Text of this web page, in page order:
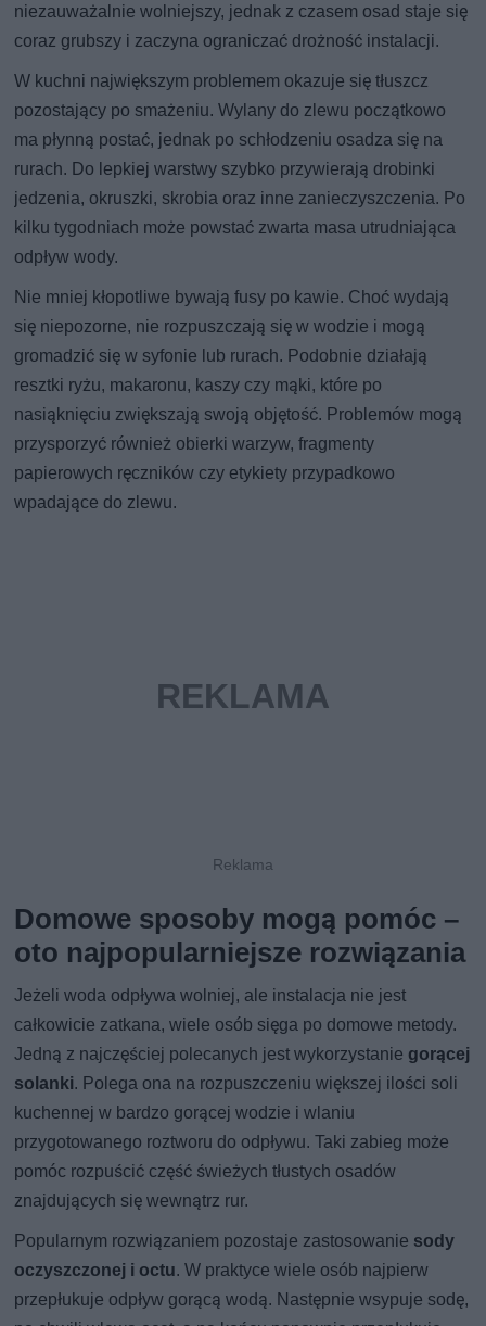
niezauważalnie wolniejszy, jednak z czasem osad staje się
coraz grubszy i zaczyna ograniczać drożność instalacji.
W kuchni największym problemem okazuje się tłuszcz
pozostający po smażeniu. Wylany do zlewu początkowo
ma płynną postać, jednak po schłodzeniu osadza się na
rurach. Do lepkiej warstwy szybko przywierają drobinki
jedzenia, okruszki, skrobia oraz inne zanieczyszczenia. Po
kilku tygodniach może powstać zwarta masa utrudniająca
odpływ wody.
Nie mniej kłopotliwe bywają fusy po kawie. Choć wydają
się niepozorne, nie rozpuszczają się w wodzie i mogą
gromadzić się w syfonie lub rurach. Podobnie działają
resztki ryżu, makaronu, kaszy czy mąki, które po
nasiąknięciu zwiększają swoją objętość. Problemów mogą
przysporzyć również obierki warzyw, fragmenty
papierowych ręczników czy etykiety przypadkowo
wpadające do zlewu.
Domowe sposoby mogą pomóc –
oto najpopularniejsze rozwiązania
Jeżeli woda odpływa wolniej, ale instalacja nie jest
całkowicie zatkana, wiele osób sięga po domowe metody.
Jedną z najczęściej polecanych jest wykorzystanie gorącej
solanki. Polega ona na rozpuszczeniu większej ilości soli
kuchennej w bardzo gorącej wodzie i wlaniu
przygotowanego roztworu do odpływu. Taki zabieg może
pomóc rozpuścić część świeżych tłustych osadów
znajdujących się wewnątrz rur.
Popularnym rozwiązaniem pozostaje zastosowanie sody
oczyszczonej i octu. W praktyce wiele osób najpierw
przepłukuje odpływ gorącą wodą. Następnie wsypuje sodę,